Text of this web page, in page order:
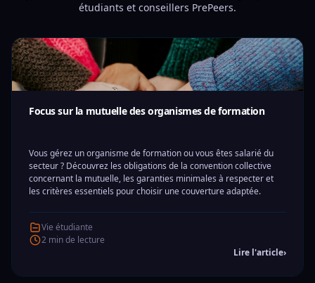
étudiants et conseillers PrePeers.
Focus sur la mutuelle des organismes de formation
Vous gérez un organisme de formation ou vous êtes salarié du
secteur ? Découvrez les obligations de la convention collective
concernant la mutuelle, les garanties minimales à respecter et
les critères essentiels pour choisir une couverture adaptée.
Vie étudiante
2 min de lecture
Lire l'article›